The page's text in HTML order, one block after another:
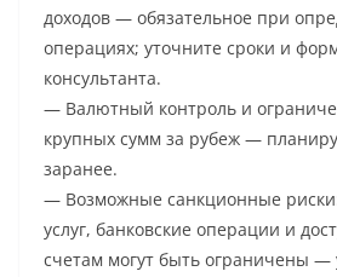
доходов — обязательное при
операциях; уточните сроки и
консультанта.
— Валютный контроль и
крупных сумм за рубеж —
заранее.
— Возможные санкционные
услуг, банковские операции и
счетам могут быть ограничены —